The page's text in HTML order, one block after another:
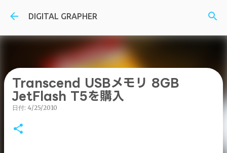
スキップしてメイン コンテンツに移動
DIGITAL GRAPHER
Transcend USBメモリ 8GB
JetFlash T5を購入
日付: 4/25/2010